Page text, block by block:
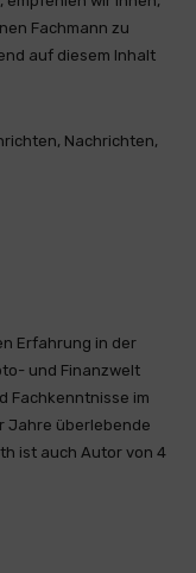
Fachmann zu
auf diesem Inhalt
Nachrichten,
Erfahrung in der
und Finanzwelt
Fachkenntnisse im
Jahre überlebende
ist auch Autor von 4